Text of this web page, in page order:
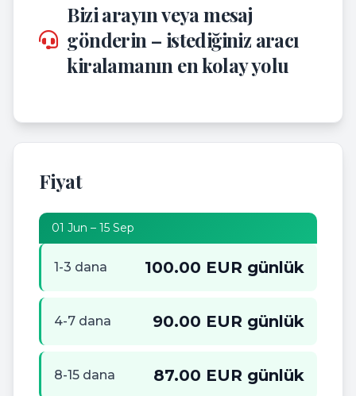
Bizi arayın veya mesaj
gönderin – istediğiniz aracı
kiralamanın en kolay yolu
Fiyat
01 Jun – 15 Sep
1-3 dana 100.00 EUR günlük
4-7 dana 90.00 EUR günlük
8-15 dana 87.00 EUR günlük